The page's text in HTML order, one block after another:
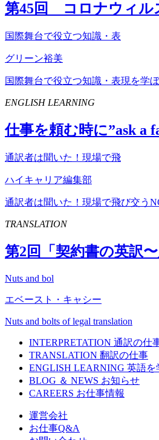
第45回 コロナウィル
国際舞台で役立つ知識・表
グリーン裕美
国際舞台で役立つ知識・表現を学ぼ
ENGLISH LEARNING
仕事を頼む時に”ask a
通訳者は聞いた！現場で飛
ハイキャリア編集部
通訳者は聞いた！現場で飛び交う
TRANSLATION
第2回「契約書の英訳〜
Nuts and bol
エベースト・キャシー
Nuts and bolts of legal translation
INTERPRETATION 通訳の仕
TRANSLATION 翻訳の仕事
ENGLISH LEARNING 英語を
BLOG ＆ NEWS お知らせ
CAREERS お仕事情報
運営会社
お仕事Q&A